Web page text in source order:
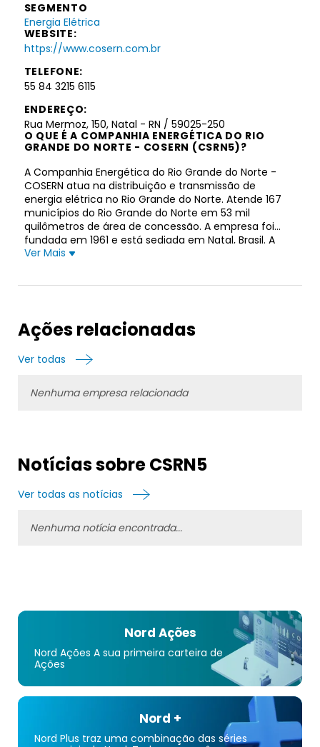
SEGMENTO
Energia Elétrica
WEBSITE:
https://www.cosern.com.br
TELEFONE:
55 84 3215 6115
ENDEREÇO:
Rua Mermoz, 150, Natal - RN / 59025-250
O QUE É A COMPANHIA ENERGÉTICA DO RIO
GRANDE DO NORTE - COSERN (CSRN5)?
A Companhia Energética do Rio Grande do Norte -
COSERN atua na distribuição e transmissão de
energia elétrica no Rio Grande do Norte. Atende 167
municípios do Rio Grande do Norte em 53 mil
quilômetros de área de concessão. A empresa foi
fundada em 1961 e está sediada em Natal, Brasil. A
Companhia Energética do Rio Grande do Norte -
Ver Mais
Ações relacionadas
Ver todas
Nenhuma empresa relacionada
Notícias sobre CSRN5
Ver todas as notícias
Nenhuma notícia encontrada...
Nord Ações
Nord Ações A sua primeira carteira de
Ações
Nord +
Nord Plus traz uma combinação das séries